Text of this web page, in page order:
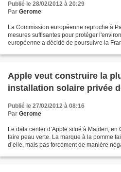
Publié le 28/02/2012 à 20:29
Par Gerome
La Commission européenne reproche à
mesures suffisantes pour protéger
européenne a décidé de poursuivre la
Apple veut construire la
installation solaire privée
Publié le 27/02/2012 à 08:16
Par Gerome
Le data center d’Apple situé à Maiden,
faire peau verte. La marque à la pomme
d’elle, mais pas forcément de manière